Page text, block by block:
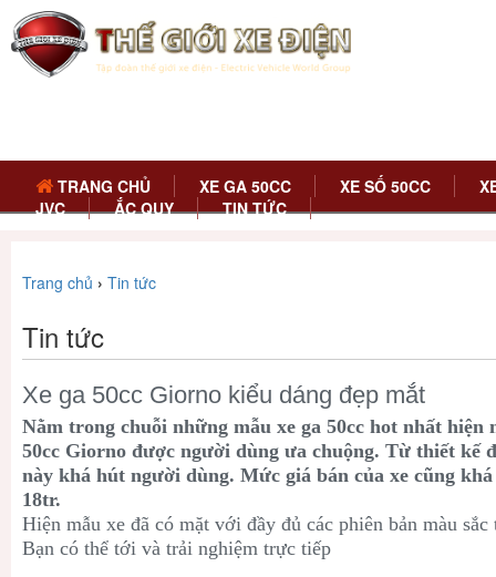
TRANG CHỦ XE GA 50CC XE SỐ 50CC
JVC
ẮC QUY TIN TỨC
Trang chủ › Tin tức
Tin tức
Xe ga 50cc Giorno kiểu dáng đẹp mắt
Nằm trong chuỗi những mẫu xe ga 50cc hot nhất hiện
50cc Giorno được người dùng ưa chuộng. Từ thiết kế
này khá hút người dùng. Mức giá bán của xe cũng
18tr.
Hiện mẫu xe đã có mặt với đầy đủ các phiên bản màu
Bạn có thể tới và trải nghiệm trực tiếp